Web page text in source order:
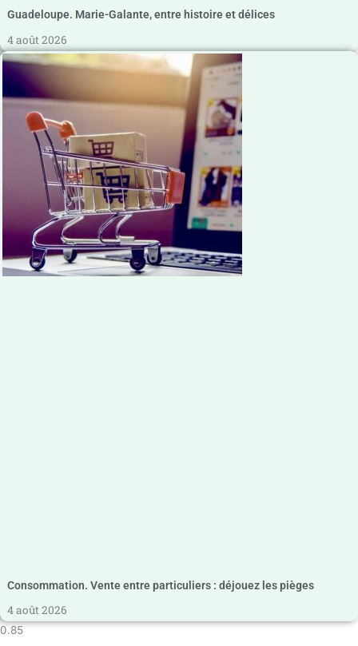
Guadeloupe. Marie-Galante, entre histoire et délices
4 août 2026
Consommation. Vente entre particuliers : déjouez les pièges
4 août 2026